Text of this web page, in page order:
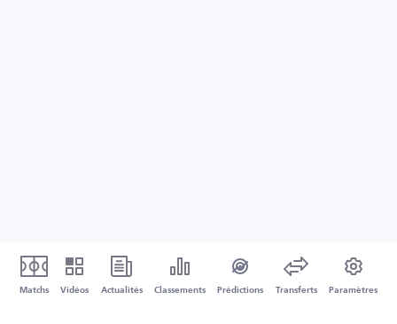
Matchs Vidéos Actualités Classements Prédictions Transferts Paramètres